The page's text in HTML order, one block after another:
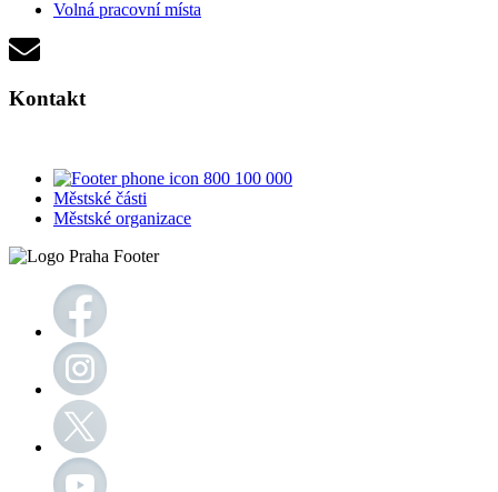
Volná pracovní místa
Kontakt
800 100 000
Městské části
Městské organizace